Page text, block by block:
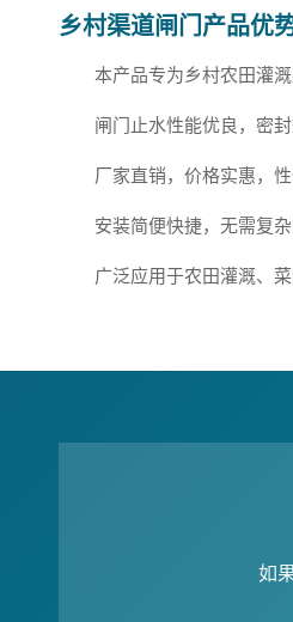
乡村渠道闸门产品优
本产品专为乡村农田灌
闸门止水性能优良，密
厂家直销，价格实惠，
安装简便快捷，无需复
广泛应用于农田灌溉、
如